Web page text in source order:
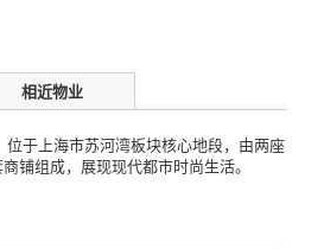
相近物业
于上海市苏河湾板块核心地段，由两座
铺组成，展现现代都市时尚生活。